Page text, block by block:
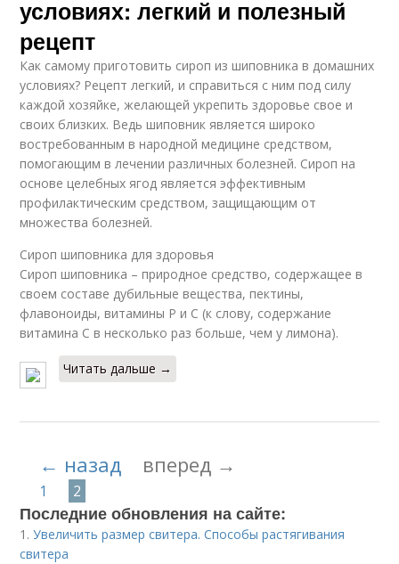
условиях: легкий и полезный
рецепт
Как самому приготовить сироп из шиповника в домашних
условиях? Рецепт легкий, и справиться с ним под силу
каждой хозяйке, желающей укрепить здоровье свое и
своих близких. Ведь шиповник является широко
востребованным в народной медицине средством,
помогающим в лечении различных болезней. Сироп на
основе целебных ягод является эффективным
профилактическим средством, защищающим от
множества болезней.
Сироп шиповника для здоровья
Сироп шиповника – природное средство, содержащее в
своем составе дубильные вещества, пектины,
флавоноиды, витамины Р и С (к слову, содержание
витамина С в несколько раз больше, чем у лимона).
Читать дальше →
← назад вперед →
1 2
Последние обновления на сайте:
1.Увеличить размер свитера. Способы растягивания
свитера